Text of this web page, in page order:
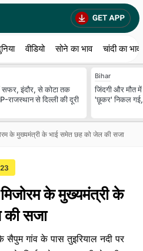
वीडियो सोने का भाव चांदी का भाव
इंदौर, से कोटा तक
राजस्थान से दिल्ली की दूरी
Bihar
जिंदगी और मौत
'छूकर' निकल
के मुख्यमंत्री के भाई समेत छह को जेल की सजा
के मुख्यमंत्री के
सजा
गांव के पास तुइरियाल नदी पर